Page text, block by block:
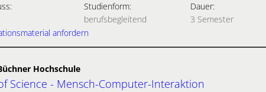
Studienform:
berufsbegleitend
Dauer:
3 Semester
anfordern
Hochschule
Science - Mensch-Computer-Interaktion